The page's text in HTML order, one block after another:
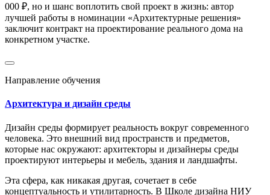
000 ₽, но и шанс воплотить свой проект в жизнь: автор
лучшей работы в номинации «Архитектурные решения»
заключит контракт на проектирование реального дома на
конкретном участке.
Направление обучения
Архитектура и дизайн среды
Дизайн среды формирует реальность вокруг современного
человека. Это внешний вид пространств и предметов,
которые нас окружают: архитекторы и дизайнеры среды
проектируют интерьеры и мебель, здания и ландшафты.
Эта сфера, как никакая другая, сочетает в себе
концептуальность и утилитарность. В Школе дизайна НИУ